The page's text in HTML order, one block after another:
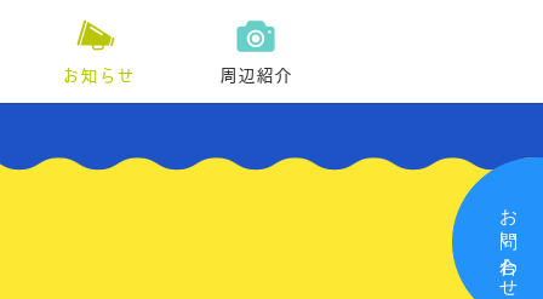
お知らせ 周辺紹介
お問い合わせ